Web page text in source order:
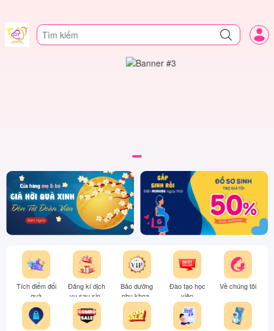
Tích điểm đổi
quà
Đăng kí dịch
vụ sau sinh
nhận ngay
ưu đãi
Bảo dưỡng
phụ khoa-
Dextox thải
độc cô bé
Đào tạo học
viên
Về chúng tôi